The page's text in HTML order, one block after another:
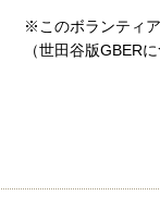
※このボランティ
（世田谷版GBERに